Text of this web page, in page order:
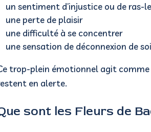
un sentiment d’injustice ou de ras-
une perte de plaisir
une difficulté à se concentrer
une sensation de déconnexion de soi
trop-plein émotionnel agit
en alerte.
sont les Fleurs de